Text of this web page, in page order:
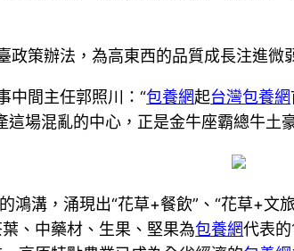
政策辦法，為高東西的品質成長注進微
中間主任郭照川：“包養網起台灣包養網
這場混亂的中心，正是金牛座霸總牛
鴻溝，涌現出“花草+餐飲”、“花草+
、中藥材、生果、堅果為包養網代表